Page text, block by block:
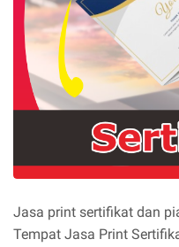
Jasa print sertifikat dan
Tempat Jasa Print